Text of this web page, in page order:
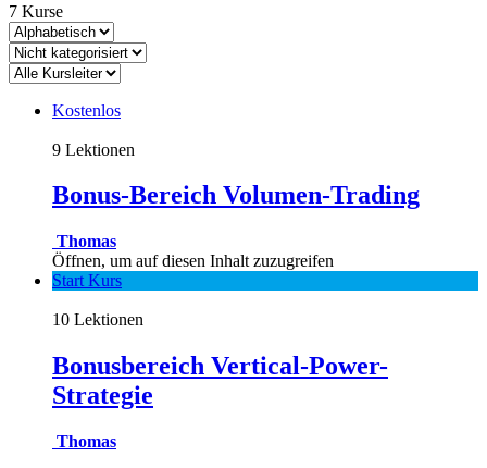
7 Kurse
Kostenlos
9 Lektionen
Bonus-Bereich Volumen-Trading
Thomas
Öffnen, um auf diesen Inhalt zuzugreifen
Start Kurs
10 Lektionen
Bonusbereich Vertical-Power-
Strategie
Thomas